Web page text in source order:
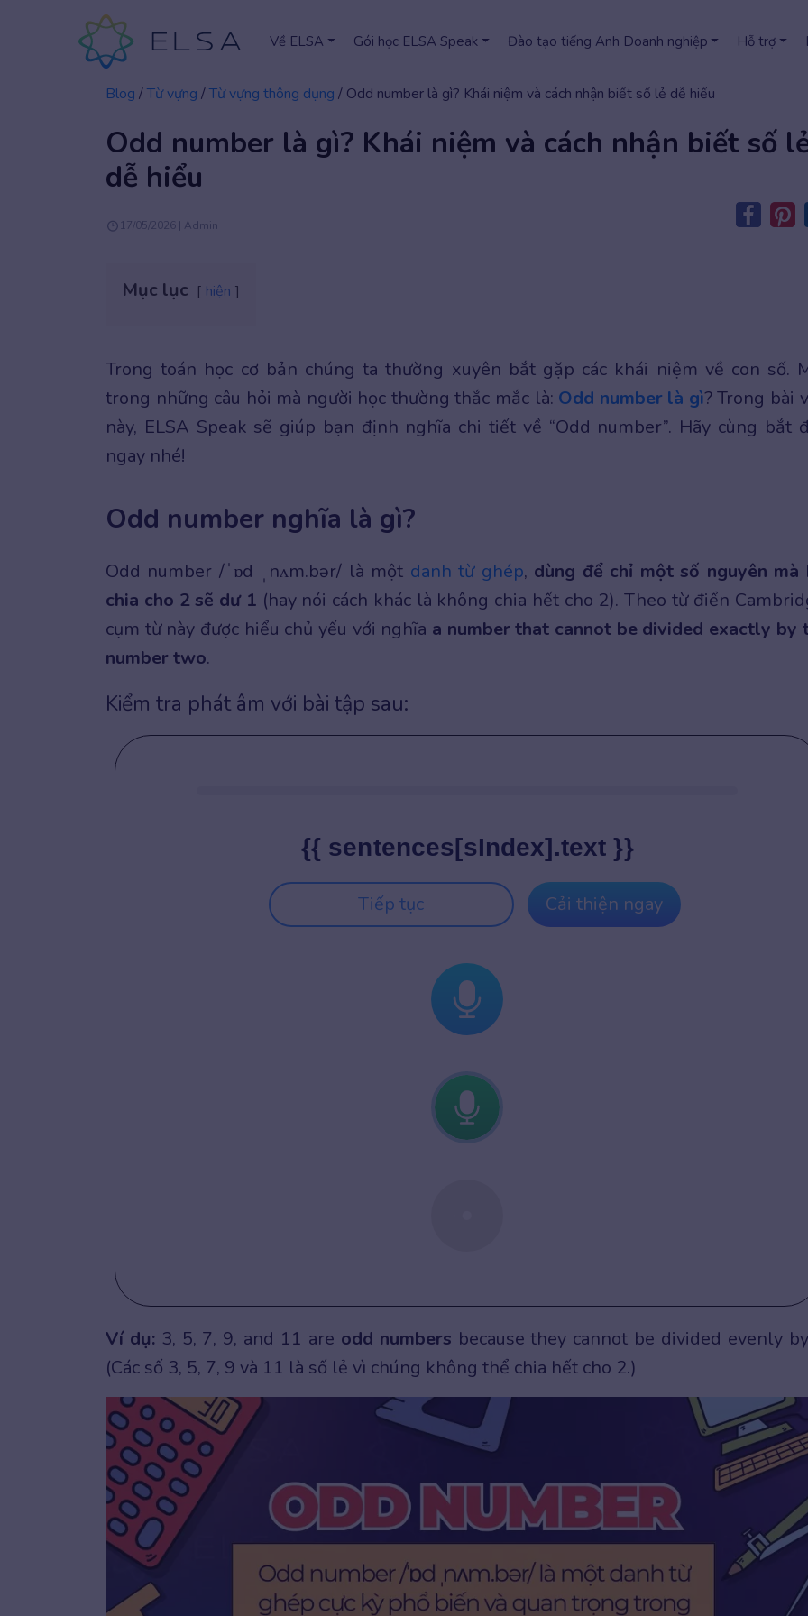
Về ELSA Gói học ELSA Speak Đào tạo tiếng Anh Doanh nghiệp Hỗ trợ
Blog /Từ vựng /Từ vựng thông dụng / Odd number là gì? Khái niệm và cách nhận biết số lẻ dễ hiểu
Odd number là gì? Khái niệm và cách nhận biết số
dễ hiểu
17/05/2026 | Admin
Mục lục hiện
Trong toán học cơ bản chúng ta thường xuyên bắt gặp các khái niệm về con số.
trong những câu hỏi mà người học thường thắc mắc là: Odd number là gì? Trong bài
này, ELSA Speak sẽ giúp bạn định nghĩa chi tiết về “Odd number”. Hãy cùng bắt
ngay nhé!
Odd number nghĩa là gì?
Odd number /ˈɒd ˌnʌm.bər/ là một danh từ ghép, dùng để chỉ một số nguyên mà
chia cho 2 sẽ dư 1 (hay nói cách khác là không chia hết cho 2). Theo từ điển
cụm từ này được hiểu chủ yếu với nghĩa a number that cannot be divided exactly by
number two.
Kiểm tra phát âm với bài tập sau:
{{ sentences[sIndex].text }}
Tiếp tục Cải thiện ngay
Ví dụ: 3, 5, 7, 9, and 11 are odd numbers because they cannot be divided evenly
(Các số 3, 5, 7, 9 và 11 là số lẻ vì chúng không thể chia hết cho 2.)